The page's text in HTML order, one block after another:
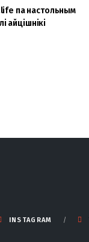
па настольным
айцішнікі
INSTAGRAM